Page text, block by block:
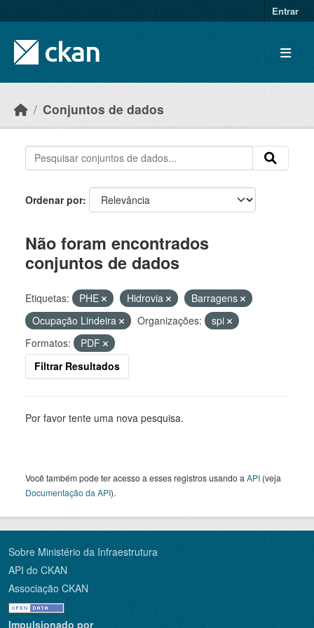
Entrar
Conjuntos de dados
Ordenar por
Não foram encontrados
conjuntos de dados
Etiquetas: PHE Hidrovia
Barragens
Ocupação Lindeira
Organizações:
spi
Formatos:
PDF
Filtrar Resultados
Por favor tente uma nova pesquisa.
Você também pode ter acesso a esses registros usando a API (veja
Documentação da API).
Sobre Ministério da Infraestrutura
API do CKAN
Associação CKAN
Impulsionado por